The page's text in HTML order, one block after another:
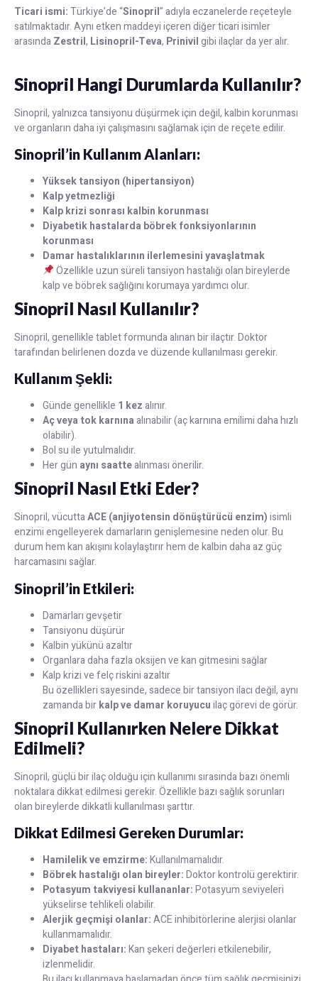
Ticari ismi:Türkiye’de “Sinopril” adıyla eczanelerde reçeteyle
satılmaktadır. Aynı etken maddeyi içeren diğer ticari isimler
arasındaZestril, Lisinopril-Teva, Prinivilgibi ilaçlar da yer alır.
Sinopril Hangi Durumlarda Kullanılır?
Sinopril, yalnızca tansiyonu düşürmek için değil, kalbin korunması
ve organların daha iyi çalışmasını sağlamak için de reçete edilir.
Sinopril’in Kullanım Alanları:
Yüksek tansiyon (hipertansiyon)
Kalp yetmezliği
Kalp krizi sonrası kalbin korunması
Diyabetik hastalarda böbrek fonksiyonlarının
korunması
Damar hastalıklarının ilerlemesini yavaşlatmak
Özellikle uzun süreli tansiyon hastalığı olan bireylerde
kalp ve böbrek sağlığını korumaya yardımcı olur.
Sinopril Nasıl Kullanılır?
Sinopril, genellikle tablet formunda alınan bir ilaçtır. Doktor
tarafından belirlenen dozda ve düzende kullanılması gerekir.
Kullanım Şekli:
Günde genellikle 1 kezalınır.
Aç veya tok karnınaalınabilir (aç karnına emilimi daha hızlı
olabilir).
Bol su ile yutulmalıdır.
Her gün aynı saattealınması önerilir.
Sinopril Nasıl Etki Eder?
Sinopril, vücuttaACE (anjiyotensin dönüştürücü enzim)isimli
enzimi engelleyerek damarların genişlemesine neden olur. Bu
durum hem kan akışını kolaylaştırır hem de kalbin daha az güç
harcamasını sağlar.
Sinopril’in Etkileri:
Damarları gevşetir
Tansiyonu düşürür
Kalbin yükünü azaltır
Organlara daha fazla oksijen ve kan gitmesini sağlar
Kalp krizi ve felç riskini azaltır
Bu özellikleri sayesinde, sadece bir tansiyon ilacı değil, aynı
zamanda birkalp ve damar koruyucuilaç görevi de görür.
Sinopril Kullanırken Nelere Dikkat
Edilmeli?
Sinopril, güçlü bir ilaç olduğu için kullanımı sırasında bazı önemli
noktalara dikkat edilmesi gerekir. Özellikle bazı sağlık sorunları
olan bireylerde dikkatli kullanılması şarttır.
Dikkat Edilmesi Gereken Durumlar:
Hamilelik ve emzirme:Kullanılmamalıdır.
Böbrek hastalığı olan bireyler:Doktor kontrolü gerektirir.
Potasyum takviyesi kullananlar:Potasyum seviyeleri
yükselirse tehlikeli olabilir.
Alerjik geçmişi olanlar:ACE inhibitörlerine alerjisi olanlar
kullanmamalıdır.
Diyabet hastaları:Kan şekeri değerleri etkilenebilir,
izlenmelidir.